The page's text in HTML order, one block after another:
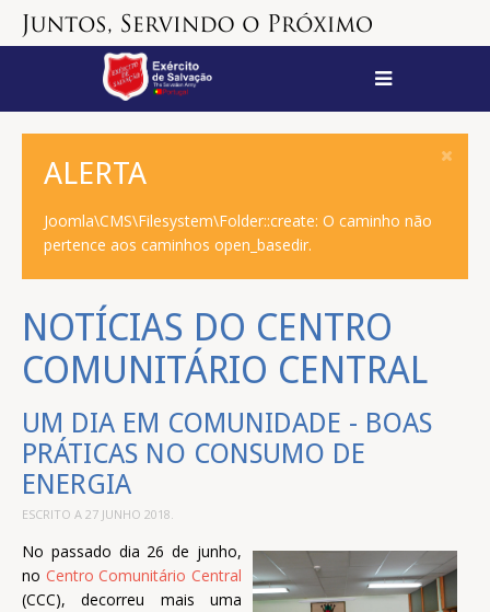
ALERTA
Joomla\CMS\Filesystem\Folder::create: O caminho não
pertence aos caminhos open_basedir.
NOTÍCIAS DO CENTRO
COMUNITÁRIO CENTRAL
UM DIA EM COMUNIDADE - BOAS
PRÁTICAS NO CONSUMO DE
ENERGIA
ESCRITO A 27 JUNHO 2018.
No passado dia 26 de junho,
no Centro Comunitário Central
(CCC), decorreu mais uma